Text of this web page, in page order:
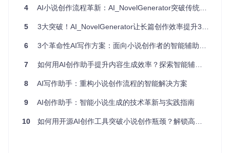
想象一下，AI就像是一位细心的"角色管家"。它会为每个角色
等信息。当创作者创作新的章节时，AI会根据角色档案来判断
性。
上下文衔接技术
这就好比AI拥有一个强大的"情节记忆库"。它能够自动识别并
记录小说中的关键情节、伏笔等信息。当创作者继续创作后续
文，确保情节发展的连贯性和逻辑性。
多维度一致性检查
4 AI小说创作流程革新：AI_NovelGenerator突破传统写作瓶颈
5 3大突破！AI_NovelGenerator让长篇创作效率提升300%的智能写作革命
6 3个革命性AI写作方案：面向小说创作者的智能辅助系统
7 如何用AI创作助手提升内容生成效率？探索智能辅助写作的全新可能
8 AI写作助手：重构小说创作流程的智能解决方案
9 AI创作助手：智能小说生成的技术革新与实践指南
10 如何用开源AI创作工具突破小说创作瓶颈？解锁高效写作新范式